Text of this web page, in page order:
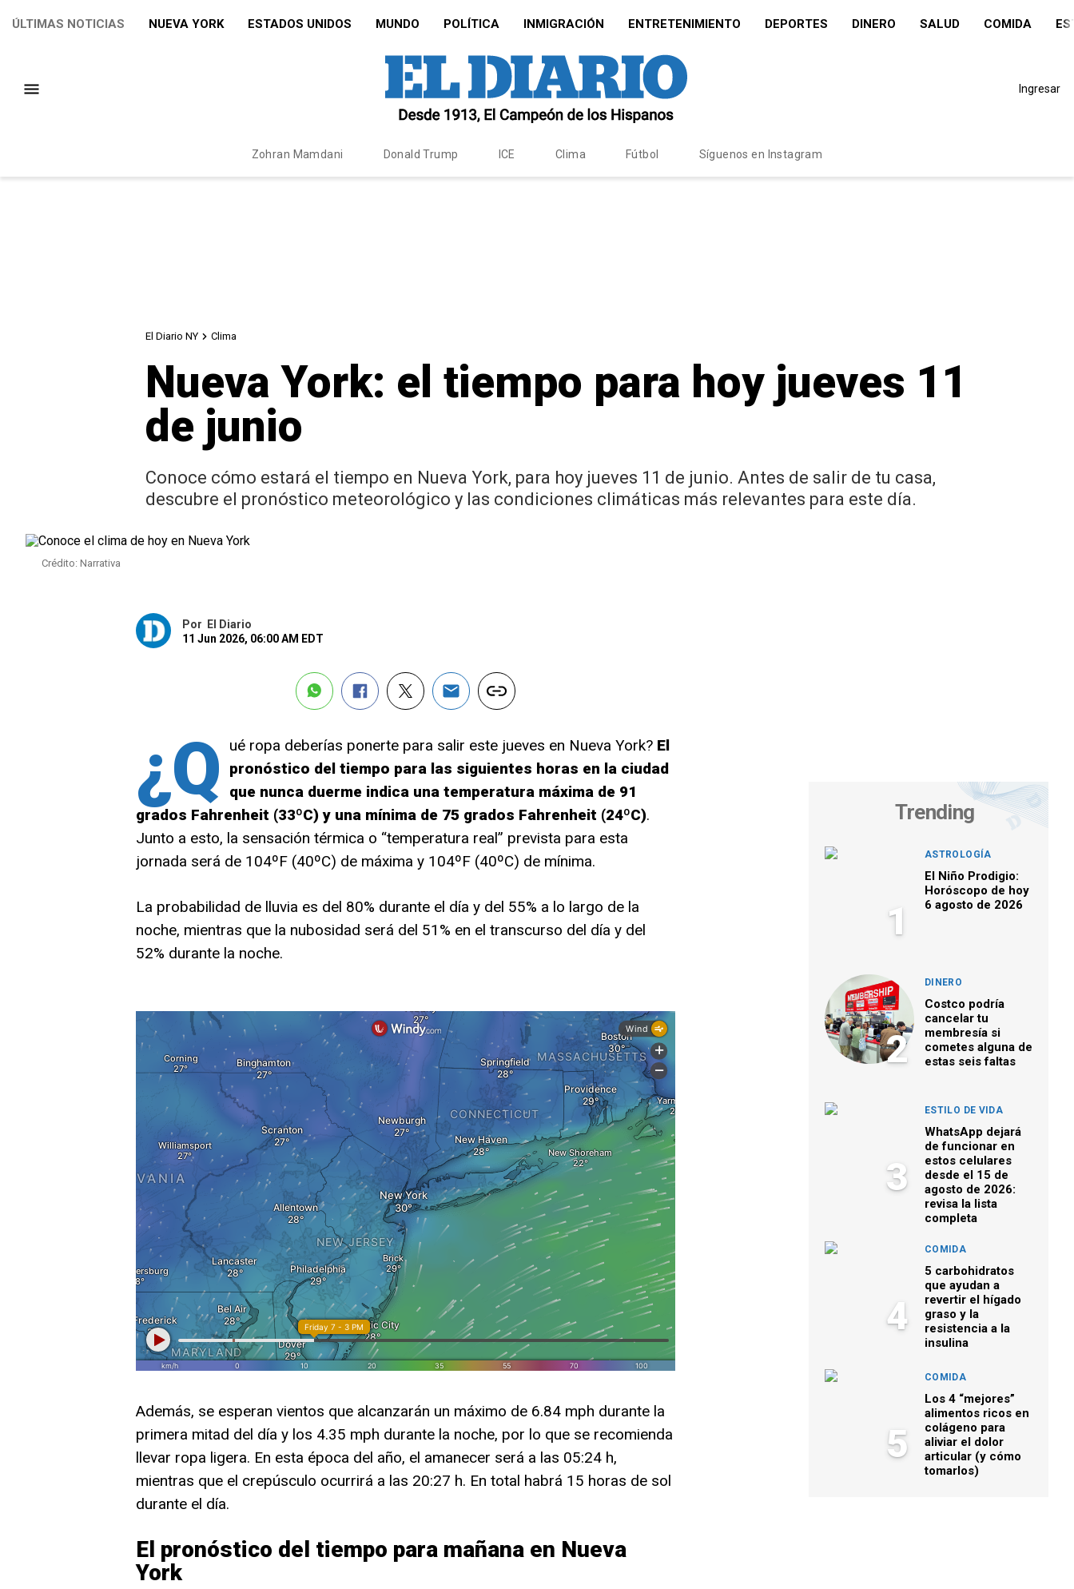
ÚLTIMAS NOTICIAS NUEVA YORK ESTADOS UNIDOS MUNDO POLÍTICA INMIGRACIÓN ENTRETENIMIENTO DEPORTES DINERO SALUD COMIDA
Ingresar
Zohran Mamdani Donald Trump ICE Clima Fútbol Síguenos en Instagram
El Diario NY Clima
Nueva York: el tiempo para hoy jueves 11
de junio
Conoce cómo estará el tiempo en Nueva York, para hoy jueves 11 de junio. Antes de salir de tu casa,
descubre el pronóstico meteorológico y las condiciones climáticas más relevantes para este día.
Crédito: Narrativa
Por
El Diario
11 Jun 2026, 06:00 AM EDT
¿Q ué ropa deberías ponerte para salir este jueves en Nueva York? El
pronóstico del tiempo para las siguientes horas en la ciudad
que nunca duerme indica una temperatura máxima de 91
grados Fahrenheit (33ºC) y una mínima de 75 grados Fahrenheit (24ºC).
Junto a esto, la sensación térmica o “temperatura real” prevista para esta
jornada será de 104ºF (40ºC) de máxima y 104ºF (40ºC) de mínima.
La probabilidad de lluvia es del 80% durante el día y del 55% a lo largo de la
noche, mientras que la nubosidad será del 51% en el transcurso del día y del
52% durante la noche.
Además, se esperan vientos que alcanzarán un máximo de 6.84 mph durante la
primera mitad del día y los 4.35 mph durante la noche, por lo que se recomienda
llevar ropa ligera. En esta época del año, el amanecer será a las 05:24 h,
mientras que el crepúsculo ocurrirá a las 20:27 h. En total habrá 15 horas de sol
durante el día.
El pronóstico del tiempo para mañana en Nueva
York
Trending
1
ASTROLOGÍA
El Niño Prodigio:
Horóscopo de hoy
6 agosto de 2026
2
DINERO
Costco podría
cancelar tu
membresía si
cometes alguna de
estas seis faltas
3
ESTILO DE VIDA
WhatsApp dejará
de funcionar en
estos celulares
desde el 15 de
agosto de 2026:
revisa la lista
completa
4
COMIDA
5 carbohidratos
que ayudan a
revertir el hígado
graso y la
resistencia a la
insulina
5
COMIDA
Los 4 “mejores”
alimentos ricos en
colágeno para
aliviar el dolor
articular (y cómo
tomarlos)